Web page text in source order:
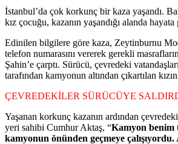
İstanbul’da çok korkunç bir kaza yaşandı.
kız çocuğu, kazanın yaşandığı alanda
Edinilen bilgilere göre kaza, Zeytinburnu
telefon numarasını vererek gerekli
Şahin’e çarptı. Sürücü, çevredeki
tarafından kamyonun altından çıkartılan
ÇEVREDEKİLER SÜRÜCÜYE
Yaşanan korkunç kazanın ardından
yeri sahibi Cumhur Aktaş, “Kamyon benim
kamyonun önünden geçmeye